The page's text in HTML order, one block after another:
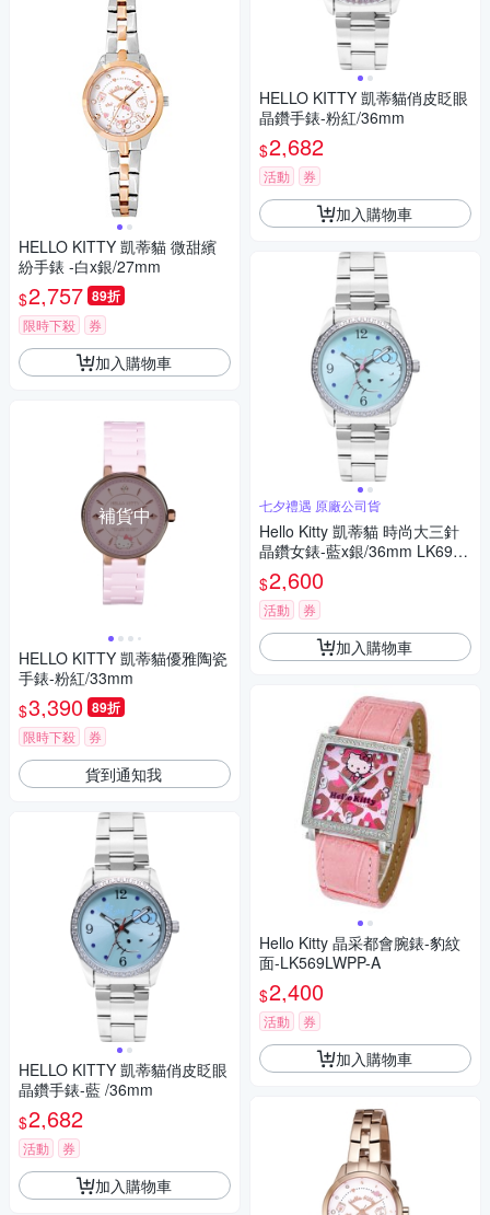
HELLO KITTY 凱蒂貓 微甜繽
紛手錶 -白x銀/27mm
$2,757 89折
限時下殺 券
加入購物車
補貨中
HELLO KITTY 凱蒂貓優雅陶瓷
手錶-粉紅/33mm
$3,390 89折
限時下殺 券
貨到通知我
HELLO KITTY 凱蒂貓俏皮眨眼
晶鑽手錶-藍 /36mm
$2,682
活動 券
加入購物車
HELLO KITTY 凱蒂貓俏皮眨眼
晶鑽手錶-粉紅/36mm
$2,682
活動 券
加入購物車
七夕禮遇 原廠公司貨
Hello Kitty 凱蒂貓 時尚大三針
晶鑽女錶-藍x銀/36mm LK691L
WNA 七夕寵愛季 送禮推薦
$2,600
活動 券
加入購物車
Hello Kitty 晶采都會腕錶-豹紋
面-LK569LWPP-A
$2,400
活動 券
加入購物車